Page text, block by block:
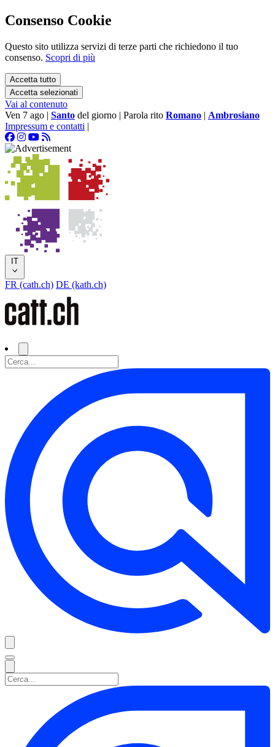
Consenso Cookie
Questo sito utilizza servizi di terze parti che richiedono il tuo
consenso. Scopri di più
Accetta tutto
Accetta selezionati
Vai al contenuto
Ven 7 ago | Santo del giorno | Parola rito Romano | Ambrosiano
Impressum e contatti |
IT
FR (cath.ch) DE (kath.ch)